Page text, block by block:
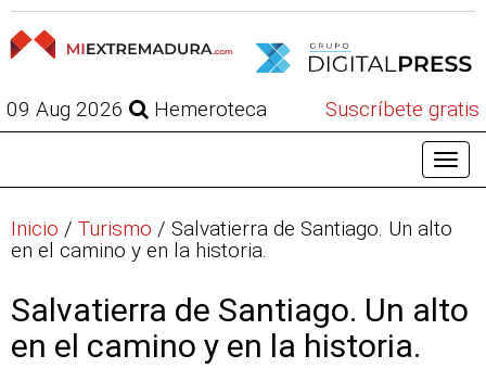
09 Aug 2026 Hemeroteca Suscríbete gratis
Inicio / Turismo / Salvatierra de Santiago. Un alto
en el camino y en la historia.
Salvatierra de Santiago. Un alto
en el camino y en la historia.